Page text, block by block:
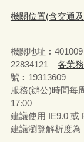
機關位置(含交通
機關地址
22834121
各業
號︰19313609
服務(辦公)時間每
17:00
建議使用 IE9.0 或
建議瀏覽解析度為